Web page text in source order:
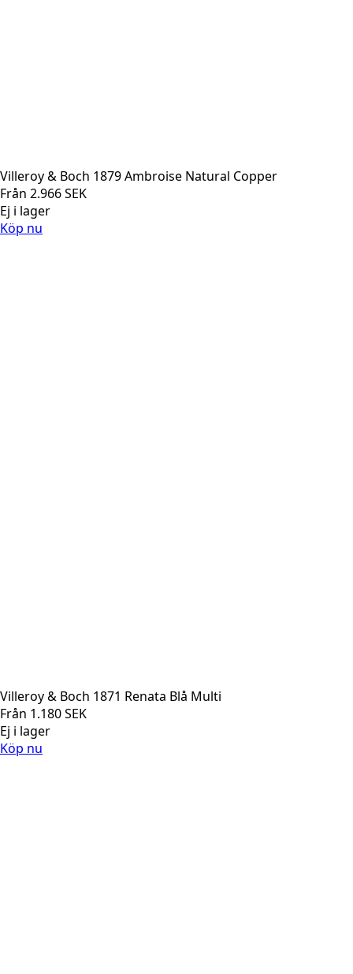
Villeroy & Boch 1879 Ambroise Natural Copper
Från 2.966SEK
Ej i lager
Köp nu
Villeroy & Boch 1871 Renata Blå Multi
Från 1.180SEK
Ej i lager
Köp nu